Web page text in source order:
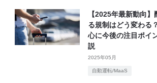
【2025年最新動向
る規制はどう変わる
心に今後の注目ポイ
説
2025年05月
自動運転/MaaS